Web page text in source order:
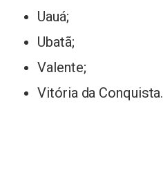
Uauá;
Ubatã;
Valente;
Vitória da Conquista.